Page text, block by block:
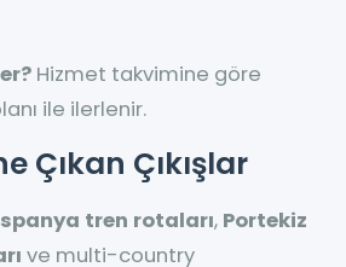
Hizmet takvimine göre
ile ilerlenir.
Çıkan Çıkışlar
tren rotaları, Portekiz
ve multi-country